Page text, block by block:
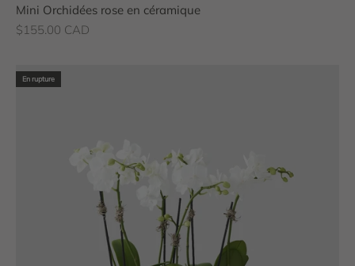
Mini Orchidées rose en céramique
Prix de vente
$155.00 CAD
En rupture